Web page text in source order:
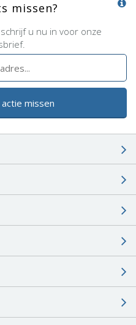
missen?
u nu in voor onze
actie missen